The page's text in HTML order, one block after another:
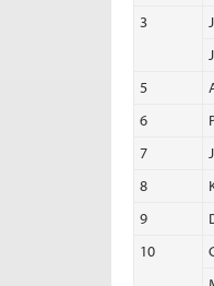
3
5
6
7
8
9
10